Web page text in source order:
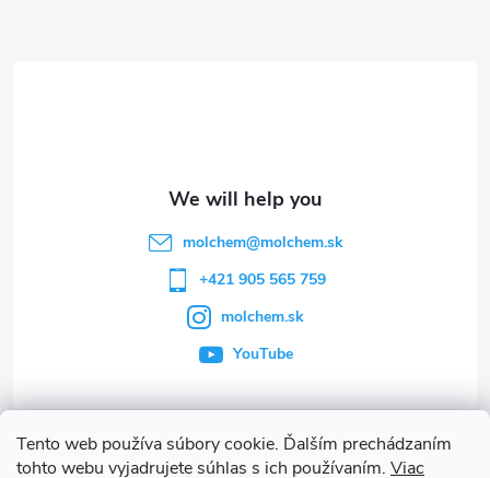
Tento web používa súbory cookie. Ďalším prechádzaním
tohto webu vyjadrujete súhlas s ich používaním. Viac
Info
molchem@molchem.sk
+421 905 565 759
molchem.sk
YouTube